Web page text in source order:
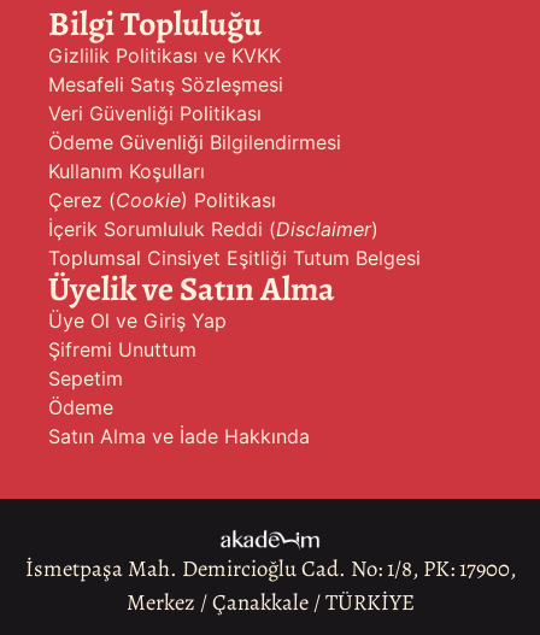
Bilgi Topluluğu
Gizlilik Politikası ve KVKK
Mesafeli Satış Sözleşmesi
Veri Güvenliği Politikası
Ödeme Güvenliği Bilgilendirmesi
Kullanım Koşulları
Çerez (Cookie) Politikası
İçerik Sorumluluk Reddi (Disclaimer)
Toplumsal Cinsiyet Eşitliği Tutum Belgesi
Üyelik ve Satın Alma
Üye Ol ve Giriş Yap
Şifremi Unuttum
Sepetim
Ödeme
Satın Alma ve İade Hakkında
İsmetpaşa Mah. Demircioğlu Cad. No: 1/8, PK: 17900,
Merkez / Çanakkale / TÜRKİYE